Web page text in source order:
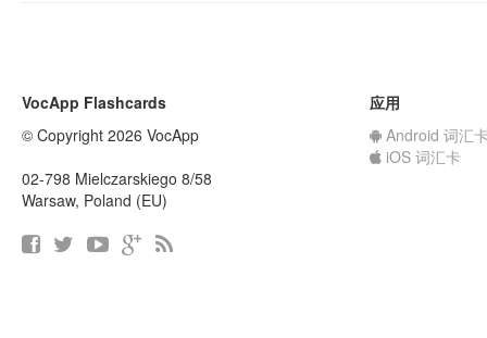
VocApp Flashcards
© Copyright 2026 VocApp
02-798 Mielczarskiego 8/58
Warsaw, Poland (EU)
应用
Android 词汇
iOS 词汇卡